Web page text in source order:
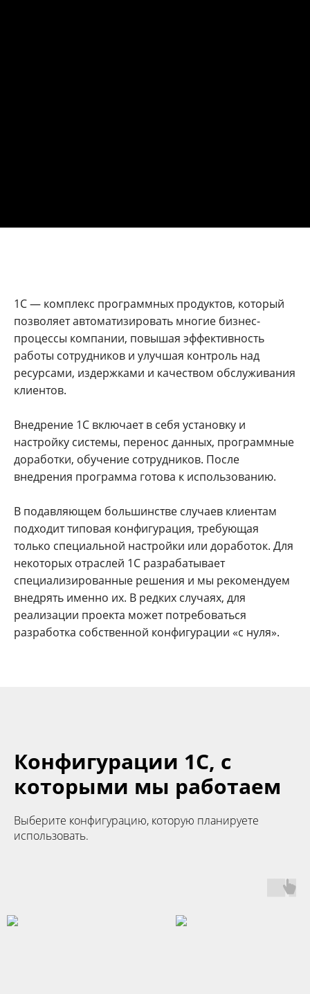
1С — комплекс программных продуктов, который
позволяет автоматизировать многие бизнес-
процессы компании, повышая эффективность
работы сотрудников и улучшая контроль над
ресурсами, издержками и качеством обслуживания
клиентов.
Внедрение 1С включает в себя установку и
настройку системы, перенос данных, программные
доработки, обучение сотрудников. После
внедрения программа готова к использованию.
В подавляющем большинстве случаев клиентам
подходит типовая конфигурация, требующая
только специальной настройки или доработок. Для
некоторых отраслей 1С разрабатывает
специализированные решения и мы рекомендуем
внедрять именно их. В редких случаях, для
реализации проекта может потребоваться
разработка собственной конфигурации «с нуля».
Конфигурации 1С, с
которыми мы работаем
Выберите конфигурацию, которую планируете
использовать.